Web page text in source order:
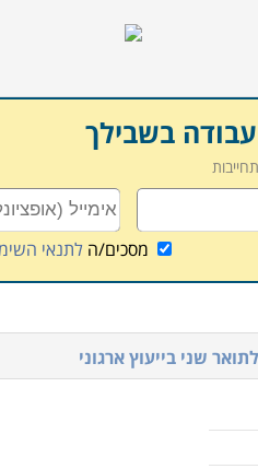
בשבילך
מסכים/ה לתנאי
תואר שני בייעוץ ארגוני